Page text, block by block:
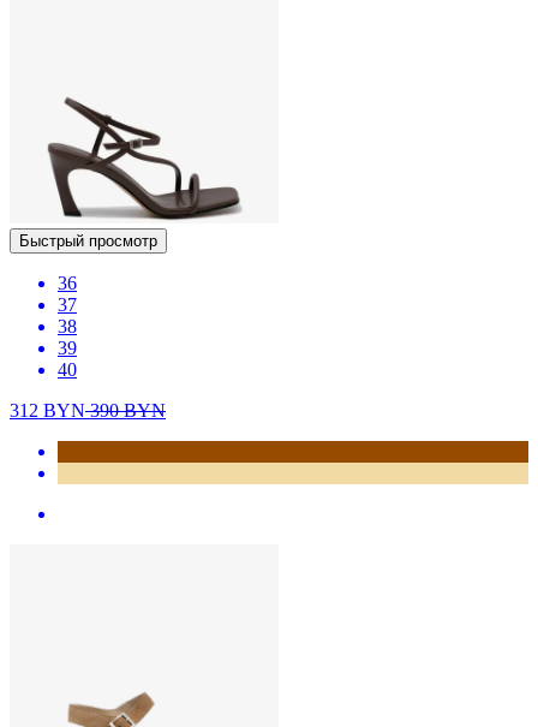
Быстрый просмотр
36
37
38
39
40
312 BYN390BYN